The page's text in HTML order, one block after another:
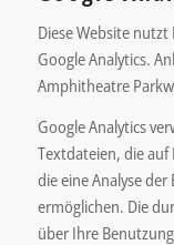
Diese Website
Google Analytics.
Amphitheatre
Google Analytics
Textdateien, die
die eine Analyse
ermöglichen. Die
über Ihre